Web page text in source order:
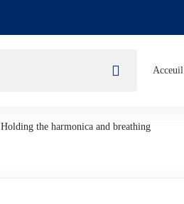
Acceuil
Holding the harmonica and breathing